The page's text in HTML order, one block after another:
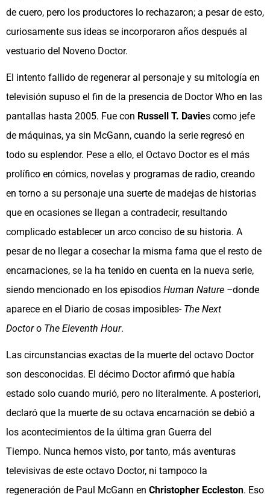
de cuero, pero los productores lo rechazaron; a pesar de esto,
curiosamente sus ideas se incorporaron años después al
vestuario del Noveno Doctor.
El intento fallido de regenerar al personaje y su mitología en
televisión supuso el fin de la presencia de Doctor Who en las
pantallas hasta 2005. Fue con Russell T. Davies como jefe
de máquinas, ya sin McGann, cuando la serie regresó en
todo su esplendor. Pese a ello, el Octavo Doctor es el más
prolífico en cómics, novelas y programas de radio, creando
en torno a su personaje una suerte de madejas de historias
que en ocasiones se llegan a contradecir, resultando
complicado establecer un arco conciso de su historia. A
pesar de no llegar a cosechar la misma fama que el resto de
encarnaciones, se la ha tenido en cuenta en la nueva serie,
siendo mencionado en los episodios Human Nature –donde
aparece en el Diario de cosas imposibles- The Next
Doctoro The Eleventh Hour.
Las circunstancias exactas de la muerte del octavo Doctor
son desconocidas. El décimo Doctor afirmó que había
estado solo cuando murió, pero no literalmente. A posteriori,
declaró que la muerte de su octava encarnación se debió a
los acontecimientos de la última gran Guerra del
Tiempo. Nunca hemos visto, por tanto, más aventuras
televisivas de este octavo Doctor, ni tampoco la
regeneración de Paul McGann en Christopher Eccleston. Eso